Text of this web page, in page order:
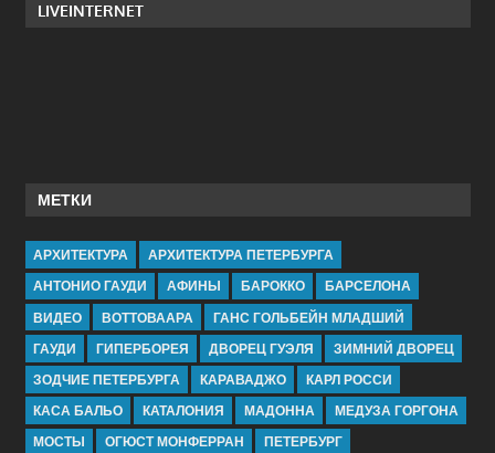
LIVEINTERNET
МЕТКИ
АРХИТЕКТУРА
АРХИТЕКТУРА ПЕТЕРБУРГА
АНТОНИО ГАУДИ
АФИНЫ БАРОККО
БАРСЕЛОНА
ВИДЕО
ВОТТОВААРА
ГАНС ГОЛЬБЕЙН МЛАДШИЙ
ГАУДИ
ГИПЕРБОРЕЯ ДВОРЕЦ ГУЭЛЯ
ЗИМНИЙ ДВОРЕЦ
ЗОДЧИЕ ПЕТЕРБУРГА
КАРАВАДЖО
КАРЛ РОССИ
КАСА БАЛЬО
КАТАЛОНИЯ МАДОННА
МЕДУЗА ГОРГОНА
МОСТЫ
ОГЮСТ МОНФЕРРАН ПЕТЕРБУРГ